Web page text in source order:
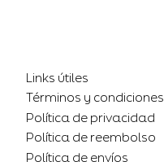
Links útiles
Términos y condiciones
Política de privacidad
Política de reembolso
Política de envíos